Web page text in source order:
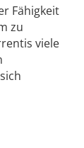
Fähigkeit
zu
viele